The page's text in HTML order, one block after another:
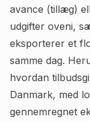
avance (tillæg)
udgifter oveni,
eksporterer et
samme dag.
hvordan
Danmark, med
gennemregnet